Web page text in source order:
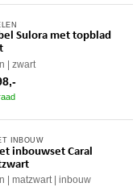
Sulora met topblad
zwart
INBOUW
inbouwset Caral
matzwart inbouw